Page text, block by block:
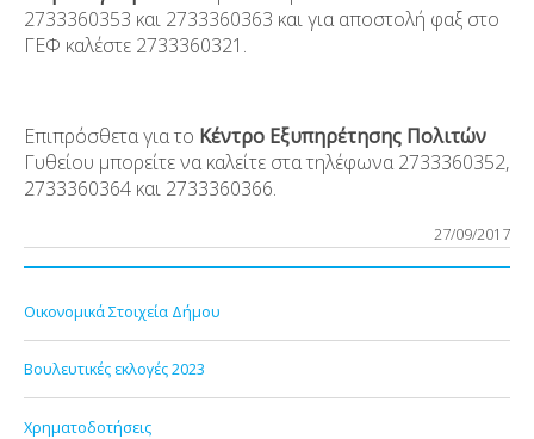
2733360353 και 2733360363 και για αποστολή φαξ στο
ΓΕΦ καλέστε 2733360321.
Επιπρόσθετα για το Κέντρο Εξυπηρέτησης Πολιτών
Γυθείου μπορείτε να καλείτε στα τηλέφωνα 2733360352,
2733360364 και 2733360366.
27/09/2017
Οικονομικά Στοιχεία Δήμου
Βουλευτικές εκλογές 2023
Χρηματοδοτήσεις